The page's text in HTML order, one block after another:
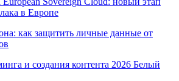
в Европе
как защитить личные данные от
и создания контента 2026 Белый